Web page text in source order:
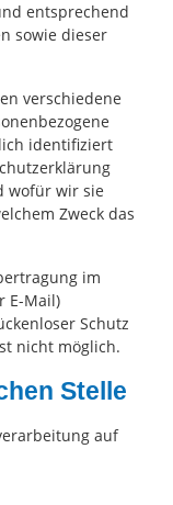
entsprechend
sowie dieser
verschiedene
identifiziert
wofür wir sie
Zweck das
im
E-Mail)
Schutz
nicht möglich.
Stelle
auf